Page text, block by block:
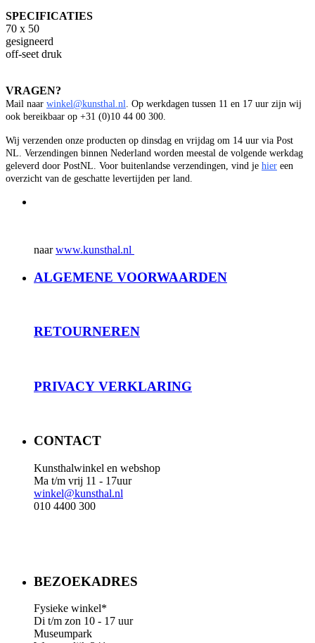
SPECIFICATIES
70 x 50
gesigneerd
off-seet druk
VRAGEN?
Mail naar winkel@kunsthal.nl. Op werkdagen tussen 11 en 17 uur zijn wij
ook bereikbaar op +31 (0)10 44 00 300.
Wij verzenden onze producten op dinsdag en vrijdag om 14 uur via Post
NL. Verzendingen binnen Nederland worden meestal de volgende werkdag
geleverd door PostNL. Voor buitenlandse verzendingen, vind je hier een
overzicht van de geschatte levertijden per land.
naarwww.kunsthal.nl
ALGEMENE VOORWAARDEN
RETOURNEREN
PRIVACY VERKLARING
CONTACT
Kunsthalwinkel en webshop
Ma t/m vrij 11 - 17uur
winkel@kunsthal.nl
010 4400 300
BEZOEKADRES
Fysieke winkel*
Di t/m zon 10 - 17 uur
Museumpark